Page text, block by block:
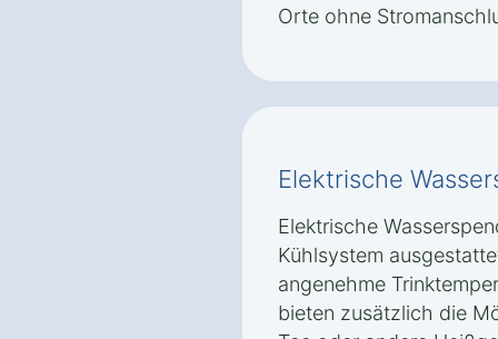
Orte ohne
Elektrische
Elektrische
Kühlsystem
angenehme
bieten zusätzlich die